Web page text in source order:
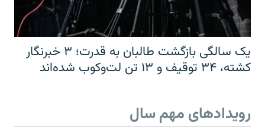
یک سالگی بازگشت طالبان به قدرت؛ ۳ خبرنگار
کشته، ۳۴ توقیف و ۱۳ تن لت‌وکوب شده‌اند
رویدادهای مهم سال